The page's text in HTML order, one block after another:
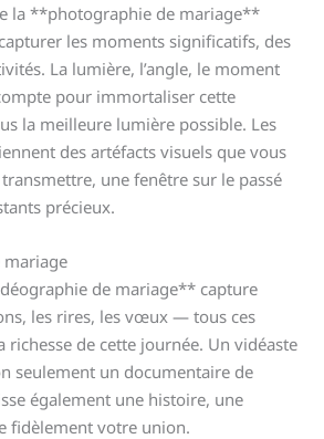
la **photographie de mariage**
les moments significatifs, des
La lumière, l’angle, le moment
pour immortaliser cette
la meilleure lumière possible. Les
des artéfacts visuels que vous
une fenêtre sur le passé
précieux.
mariage
de mariage** capture
les rires, les vœux — tous ces
richesse de cette journée. Un vidéaste
seulement un documentaire de
également une histoire, une
fidèlement votre union.